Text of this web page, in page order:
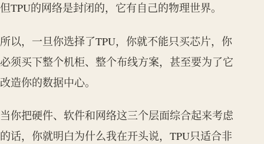
但TPU的网络是封闭的，它有自己的物理世界。
所以，一旦你选择了TPU，你就不能只买芯片，你
必须买下整个机柜、整个布线方案，甚至要为了它
改造你的数据中心。
当你把硬件、软件和网络这三个层面综合起来考虑
的话，你就明白为什么我在开头说，TPU只适合非